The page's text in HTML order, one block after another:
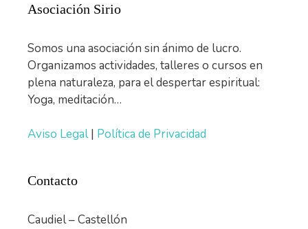
Asociación Sirio
Somos una asociación sin ánimo de lucro.
Organizamos actividades, talleres o cursos en
plena naturaleza, para el despertar espiritual:
Yoga, meditación…
Aviso Legal| Política de Privacidad
Contacto
Caudiel – Castellón